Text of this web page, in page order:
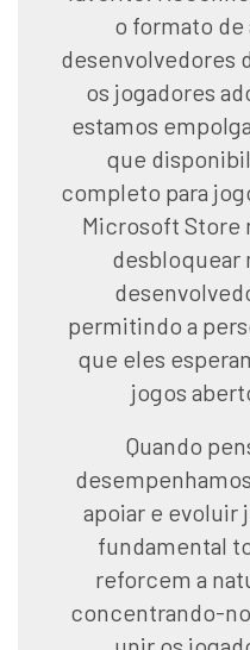
o formato
desenvolvedores
os jogadores
estamos
que
completo para
Microsoft Store
desbloquear
permitindo a
que eles
jogos
Quando
apoiar e evoluir
fundamental
reforcem a
concentrando-